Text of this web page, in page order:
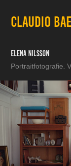
CLAUDIO
Elena Nilsson
Portraitfotografie.